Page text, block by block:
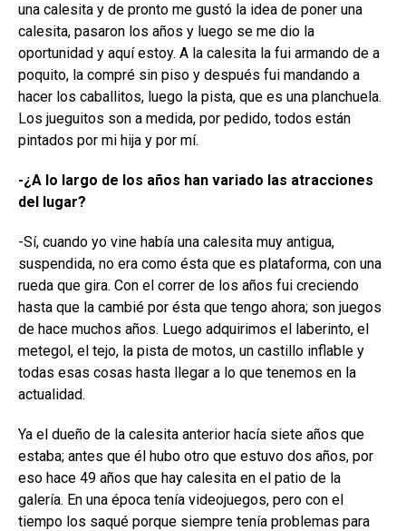
una calesita y de pronto me gustó la idea de poner una
calesita, pasaron los años y luego se me dio la
oportunidad y aquí estoy. A la calesita la fui armando de a
poquito, la compré sin piso y después fui mandando a
hacer los caballitos, luego la pista, que es una planchuela.
Los jueguitos son a medida, por pedido, todos están
pintados por mi hija y por mí.
-¿A lo largo de los años han variado las atracciones
del lugar?
-Sí, cuando yo vine había una calesita muy antigua,
suspendida, no era como ésta que es plataforma, con una
rueda que gira. Con el correr de los años fui creciendo
hasta que la cambié por ésta que tengo ahora; son juegos
de hace muchos años. Luego adquirimos el laberinto, el
metegol, el tejo, la pista de motos, un castillo inflable y
todas esas cosas hasta llegar a lo que tenemos en la
actualidad.
Ya el dueño de la calesita anterior hacía siete años que
estaba; antes que él hubo otro que estuvo dos años, por
eso hace 49 años que hay calesita en el patio de la
galería. En una época tenía videojuegos, pero con el
tiempo los saqué porque siempre tenía problemas para